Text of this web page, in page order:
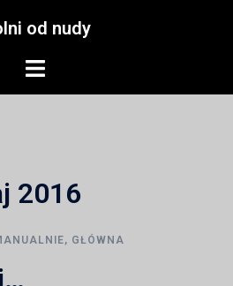
od nudy
Menu
2016
, GŁÓWNA